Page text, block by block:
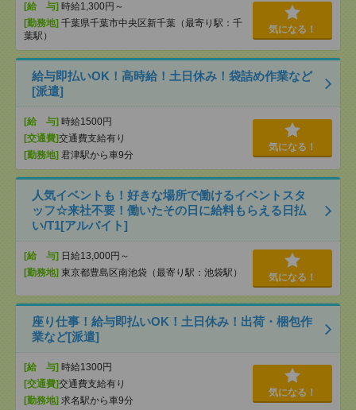
[給 与] 時給1,300円～
[勤務地] 千葉県千葉市中央区新千葉（最寄り駅：千
葉駅）
気になる！
給与即払いOK！高時給！土日休み！袋詰め作業など
[派遣]
[給 与] 時給1500円
[交通費]交通費支給有り
[勤務地] 君津駅から車9分
気になる！
人気イベントも！好きな場所で働けるイベントスタ
ッフ☆来社不要！働いたその日に給料もらえる日払
い/T1[アルバイト]
[給 与] 日給13,000円～
[勤務地] 東京都豊島区南池袋（最寄り駅：池袋駅） 気になる！
座り仕事！給与即払いOK！土日休み！出荷・梱包作
業など[派遣]
[給 与] 時給1300円
[交通費]交通費支給有り
[勤務地] 求名駅から車9分
気になる！